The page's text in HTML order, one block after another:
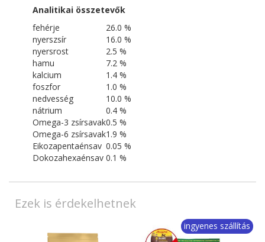
Analitikai összetevők
fehérje
26.0 %
nyerszsír
16.0 %
nyersrost
2.5 %
hamu
7.2 %
kalcium
1.4 %
foszfor
1.0 %
nedvesség
10.0 %
nátrium
0.4 %
Omega-3 zsírsavak0.5 %
Omega-6 zsírsavak1.9 %
Eikozapentaénsav 0.05 %
Dokozahexaénsav 0.1 %
Ezek is érdekelhetnek
ingyenes szállítás